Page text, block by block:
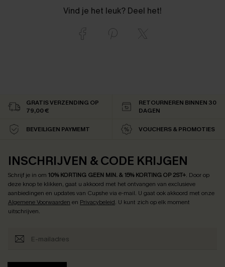
Vind je het leuk? Deel het!
GRATIS VERZENDING OP
79,00 €
RETOURNEREN BINNEN 30
DAGEN
BEVEILIGEN PAYMEMT VOUCHERS & PROMOTIES
INSCHRIJVEN & CODE KRIJGEN
Schrijf je in om 10% KORTING GEEN MIN. & 15% KORTING OP 2ST+. Door op
deze knop te klikken, gaat u akkoord met het ontvangen van exclusieve
aanbiedingen en updates van Cupshe via e-mail. U gaat ook akkoord met onze
Algemene Voorwaarden en Privacybeleid. U kunt zich op elk moment
uitschrijven.